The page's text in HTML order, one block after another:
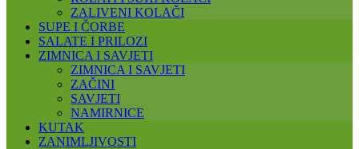
ZALIVENI KOLAČI
SUPE I ČORBE
SALATE I PRILOZI
ZIMNICA I SAVJETI
ZIMNICA I SAVJETI
ZAČINI
SAVJETI
NAMIRNICE
KUTAK
ZANIMLJIVOSTI